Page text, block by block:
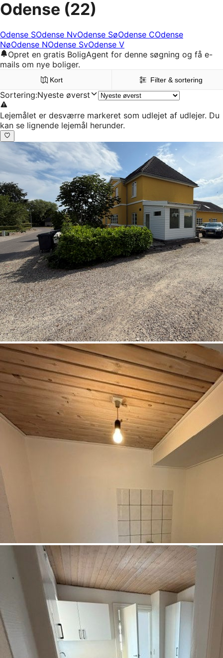
Odense (22)
Odense SOdense NvOdense SøOdense COdense
NøOdense NOdense SvOdense V
Opret en gratis BoligAgent for denne søgning og få e-
mails om nye boliger.
Kort Filter & sortering
Sortering:Nyeste øverst
Lejemålet er desværre markeret som udlejet af udlejer. Du
kan se lignende lejemål herunder.